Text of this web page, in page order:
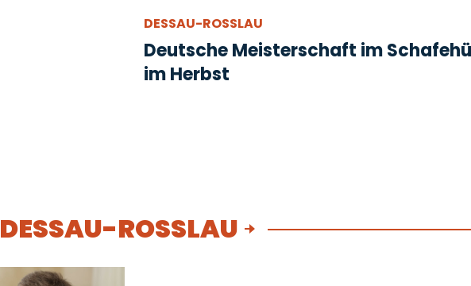
DESSAU-ROSSLAU
Deutsche Meisterschaft im
im Herbst
DESSAU-ROSSLAU